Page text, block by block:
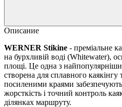
Описание
WERNER Stikine - преміальне
на бурхливій воді (Whitewater),
площі. Це одна з
створена для сплавного каякінгу
посиленими краями
жорсткість і точний контроль
ділянках маршруту.